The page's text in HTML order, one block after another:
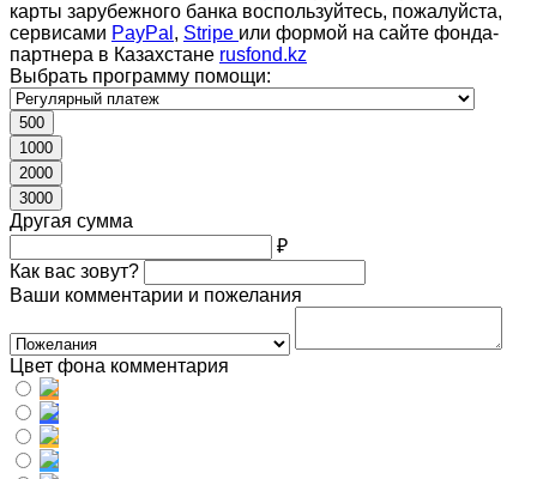
карты зарубежного банка воспользуйтесь, пожалуйста,
сервисами PayPal , Stripe или формой на сайте фонда-
партнера в Казахстане rusfond.kz
Выбрать программу помощи:
500
1000
2000
3000
Другая сумма
₽
Как вас зовут?
Ваши комментарии и пожелания
Цвет фона комментария